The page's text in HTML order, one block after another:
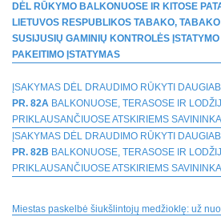
DĖL RŪKYMO BALKONUOSE IR KITOSE
LIETUVOS RESPUBLIKOS TABAKO,
SUSIJUSIŲ GAMINIŲ KONTROLĖS
PAKEITIMO ĮSTATYMAS
ĮSAKYMAS DĖL DRAUDIMO RŪKYTI
PR. 82A BALKONUOSE, TERASOSE IR
PRIKLAUSANČIUOSE ATSKIRIEMS
ĮSAKYMAS DĖL DRAUDIMO RŪKYTI
PR. 82B BALKONUOSE, TERASOSE IR
PRIKLAUSANČIUOSE ATSKIRIEMS
Miestas paskelbė šiukšlintojų medžioklę: už